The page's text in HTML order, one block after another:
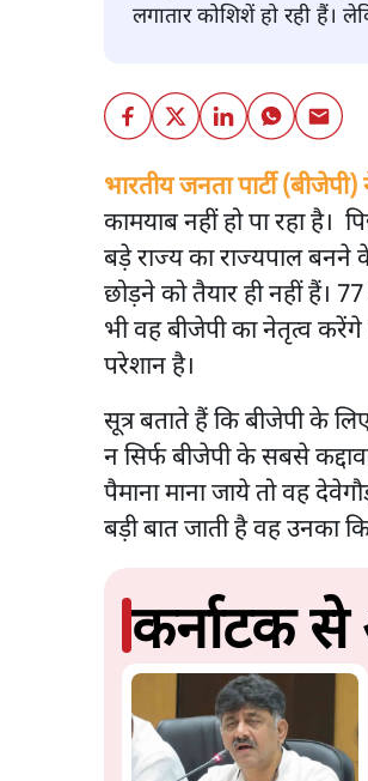
लगातार कोशिशें हो रही हैं।
भारतीय जनता पार्टी (बीजेपी)
कामयाब नहीं हो पा रहा है।
बड़े राज्य का राज्यपाल बनने
छोड़ने को तैयार ही नहीं हैं।
भी वह बीजेपी का नेतृत्व करेंगे
परेशान है।
सूत्र बताते हैं कि बीजेपी के
न सिर्फ बीजेपी के सबसे
पैमाना माना जाये तो वह
बड़ी बात जाती है वह उनका
कर्नाटक